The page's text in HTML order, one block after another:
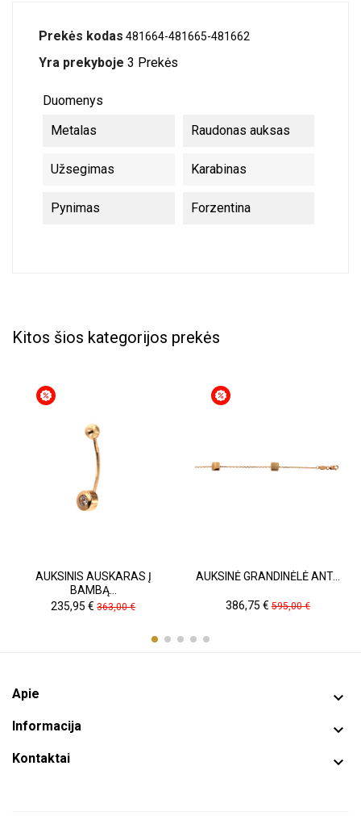
Prekės kodas 481664-481665-481662
Yra prekyboje 3 Prekės
Duomenys
Metalas
Raudonas auksas
Užsegimas Karabinas
Pynimas Forzentina
Kitos šios kategorijos prekės
AUKSINIS AUSKARAS Į
BAMBĄ...
Kaina
235,95 € Pradinė
363,00 €
AUKSINĖ GRANDINĖLĖ ANT...
Kaina
386,75 €Pradinė
595,00 €
Apie 
Informacija 
Kontaktai 